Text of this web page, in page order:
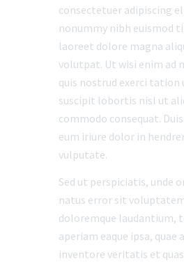
consectetuer adipiscing
nonummy nibh euismod
laoreet dolore magna
volutpat. Ut wisi enim ad
quis nostrud exerci
suscipit lobortis nisl ut
commodo consequat.
eum iriure dolor in
vulputate.
Sed ut perspiciatis, unde
natus error sit
doloremque laudantium,
aperiam eaque ipsa, quae
inventore veritatis et